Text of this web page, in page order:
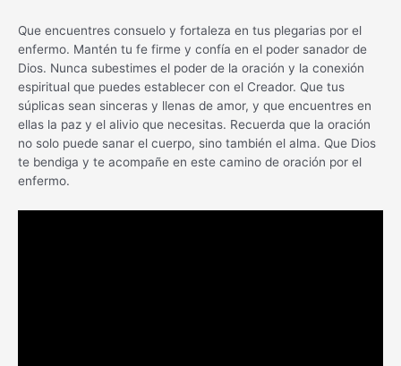
Que encuentres consuelo y fortaleza en tus plegarias por el
enfermo. Mantén tu fe firme y confía en el poder sanador de
Dios. Nunca subestimes el poder de la oración y la conexión
espiritual que puedes establecer con el Creador. Que tus
súplicas sean sinceras y llenas de amor, y que encuentres en
ellas la paz y el alivio que necesitas. Recuerda que la oración
no solo puede sanar el cuerpo, sino también el alma. Que Dios
te bendiga y te acompañe en este camino de oración por el
enfermo.